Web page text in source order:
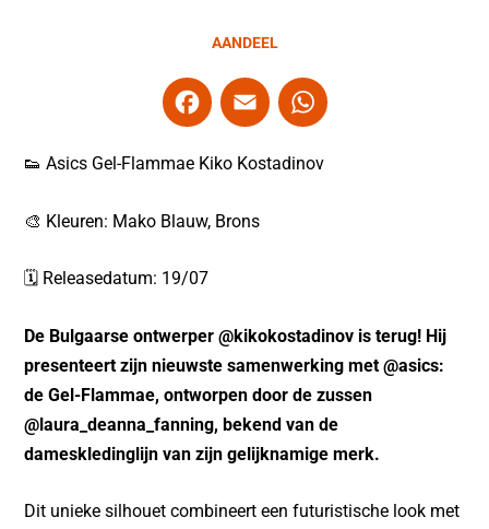
AANDEEL
F
a
c
b
k
E
m
ai
W
👟 Asics Gel-Flammae Kiko Kostadinov
🎨 Kleuren: Mako Blauw, Brons
🗓 Releasedatum: 19/07
De Bulgaarse ontwerper @kikokostadinov is terug! Hij
presenteert zijn nieuwste samenwerking met @asics:
de Gel-Flammae, ontworpen door de zussen
@laura_deanna_fanning, bekend van de
dameskledinglijn van zijn gelijknamige merk.
Dit unieke silhouet combineert een futuristische look met